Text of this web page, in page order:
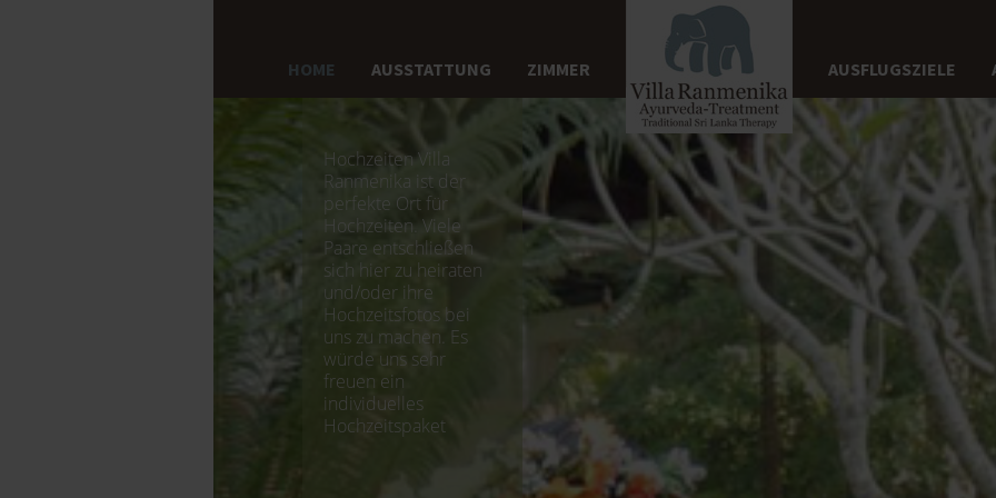
HOME AUSSTATTUNG ZIMMER AUSFLUGSZIELE
Hochzeiten Villa
Ranmenika ist der
perfekte Ort für
Hochzeiten. Viele
Paare entschließen
sich hier zu heiraten
und/oder ihre
Hochzeitsfotos bei
uns zu machen. Es
würde uns sehr
freuen ein
individuelles
Hochzeitspaket